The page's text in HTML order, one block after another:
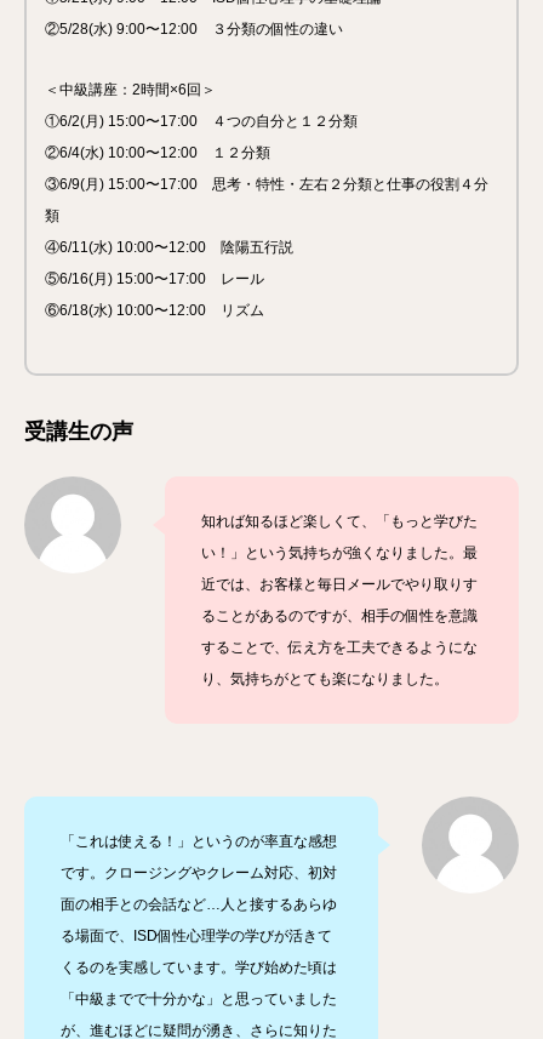
②5/28(水) 9:00〜12:00 ３分類の個性の違い
＜中級講座：2時間×6回＞
①6/2(月) 15:00〜17:00 ４つの自分と１２分類
②6/4(水) 10:00〜12:00 １２分類
③6/9(月) 15:00〜17:00 思考・特性・左右２分類と仕事の役割４分
類
④6/11(水) 10:00〜12:00 陰陽五行説
⑤6/16(月) 15:00〜17:00 レール
⑥6/18(水) 10:00〜12:00 リズム
受講生の声
知れば知るほど楽しくて、「もっと学びた
い！」という気持ちが強くなりました。最
近では、お客様と毎日メールでやり取りす
ることがあるのですが、相手の個性を意識
することで、伝え方を工夫できるようにな
り、気持ちがとても楽になりました。
「これは使える！」というのが率直な感想
です。クロージングやクレーム対応、初対
面の相手との会話など…人と接するあらゆ
る場面で、ISD個性心理学の学びが活きて
くるのを実感しています。学び始めた頃は
「中級までで十分かな」と思っていました
が、進むほどに疑問が湧き、さらに知りた